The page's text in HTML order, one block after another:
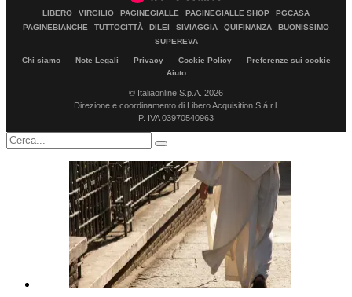
LIBERO VIRGILIO PAGINEGIALLE PAGINEGIALLE SHOP
PGCASA
PAGINEBIANCHE
TUTTOCITTÀ DILEI SIVIAGGIA QUIFINANZA
BUONISSIMO
SUPEREVA
Chi siamo Note Legali Privacy Cookie Policy
Preferenze sui cookie
Aiuto
© Italiaonline S.p.A. 2026
Direzione e coordinamento di Libero Acquisition S.á r.l.
P. IVA 03970540963